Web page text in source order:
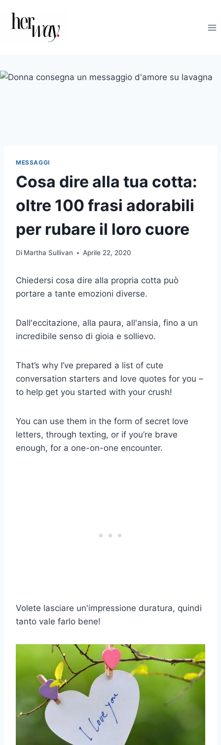
contenuto
MESSAGGI
Cosa dire alla tua cotta:
oltre 100 frasi adorabili
per rubare il loro cuore
Di Martha Sullivan Aprile 22, 2020
Chiedersi cosa dire alla propria cotta può
portare a tante emozioni diverse.
Dall'eccitazione, alla paura, all'ansia, fino a un
incredibile senso di gioia e sollievo.
That’s why I’ve prepared a list of cute
conversation starters and love quotes for you –
to help get you started with your crush!
You can use them in the form of secret love
letters, through texting, or if you’re brave
enough, for a one-on-one encounter.
Volete lasciare un'impressione duratura, quindi
tanto vale farlo bene!